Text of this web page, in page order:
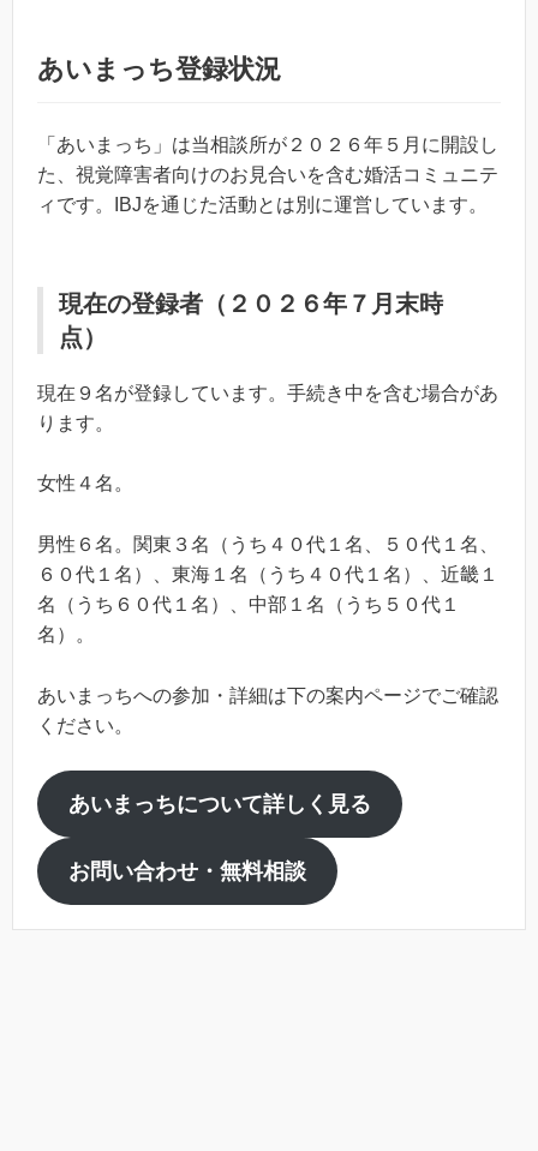
あいまっち登録状況
「あいまっち」は当相談所が２０２６年５月に開設し
た、視覚障害者向けのお見合いを含む婚活コミュニテ
ィです。IBJを通じた活動とは別に運営しています。
現在の登録者（２０２６年７月末時
点）
現在９名が登録しています。手続き中を含む場合があ
ります。
女性４名。
男性６名。関東３名（うち４０代１名、５０代１名、
６０代１名）、東海１名（うち４０代１名）、近畿１
名（うち６０代１名）、中部１名（うち５０代１
名）。
あいまっちへの参加・詳細は下の案内ページでご確認
ください。
あいまっちについて詳しく見る
お問い合わせ・無料相談